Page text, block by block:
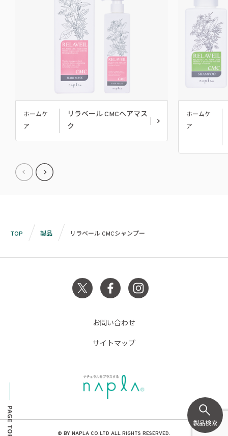
ホームケ
ア
リラベール CMCヘアマス
ク
ホームケ
ア
TOP 製品 リラベール CMCシャンプー
お問い合わせ
サイトマップ
© BY NAPLA CO.LTD ALL RIGHTS RESERVED.